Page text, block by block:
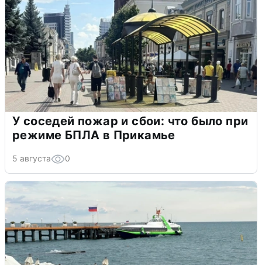
У соседей пожар и сбои: что было при
режиме БПЛА в Прикамье
5 августа 0